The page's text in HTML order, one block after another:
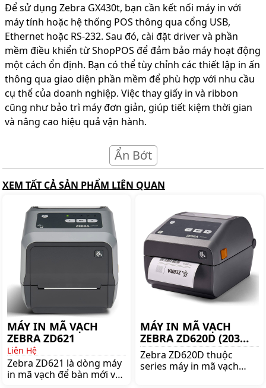
Để sử dụng Zebra GX430t, bạn cần kết nối máy in với
máy tính hoặc hệ thống POS thông qua cổng USB,
Ethernet hoặc RS-232. Sau đó, cài đặt driver và phần
mềm điều khiển từ ShopPOS để đảm bảo máy hoạt động
một cách ổn định. Bạn có thể tùy chỉnh các thiết lập in ấn
thông qua giao diện phần mềm để phù hợp với nhu cầu
cụ thể của doanh nghiệp. Việc thay giấy in và ribbon
cũng như bảo trì máy đơn giản, giúp tiết kiệm thời gian
và nâng cao hiệu quả vận hành.
Ẩn Bớt
XEM TẤT CẢ SẢN PHẨM LIÊN QUAN
MÁY IN MÃ VẠCH
ZEBRA ZD621
Liên Hệ
Zebra ZD621 là dòng máy
in mã vạch để bàn mới và
MÁY IN MÃ VẠCH
ZEBRA ZD620D (203
DPI)
Zebra ZD620D thuộc
series máy in mã vạch